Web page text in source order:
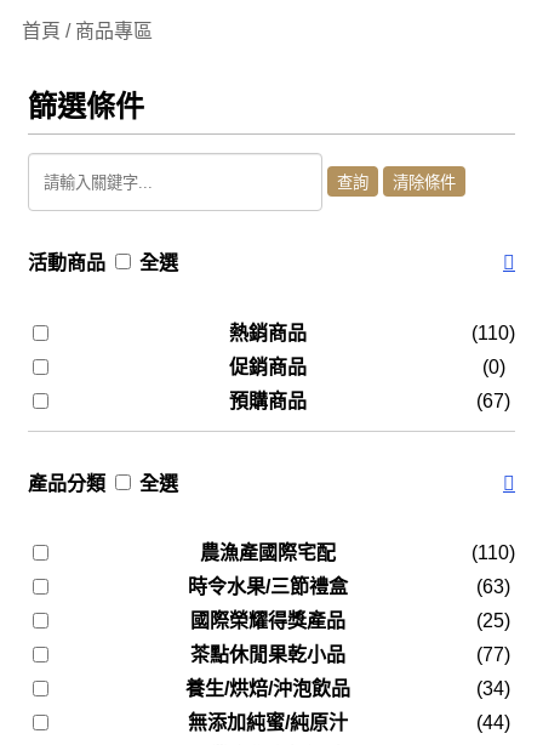
首頁 / 商品專區
篩選條件
活動商品 全選
熱銷商品
(110)
促銷商品
(0)
預購商品
(67)
產品分類 全選
農漁產國際宅配
(110)
時令水果/三節禮盒
(63)
國際榮耀得獎產品
(25)
茶點休閒果乾小品
(77)
養生/烘焙/沖泡飲品
(34)
無添加純蜜/純原汁
(44)